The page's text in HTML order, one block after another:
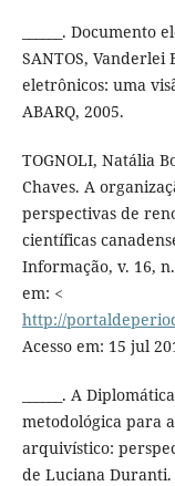
______.
SANTOS, Vanderlei
eletrônicos: uma
ABARQ, 2005.
TOGNOLI, Natália
Chaves. A
perspectivas de
científicas
Informação, v. 16,
em: <
http://
Acesso em: 15 jul
______. A
metodológica para
arquivístico:
de Luciana Duranti.